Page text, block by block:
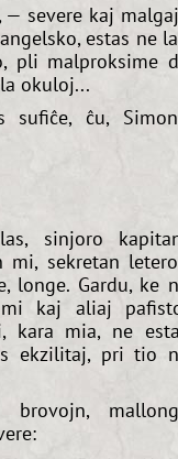
severe kaj
estas ne
pli malproksime
okuloj...
ĉu,
sinjoro
mi, sekretan
longe. Gardu, ke
kaj aliaj
kara mia, ne
ekzilitaj, pri tio